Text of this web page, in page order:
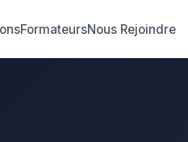
FormateursNous Rejoindre